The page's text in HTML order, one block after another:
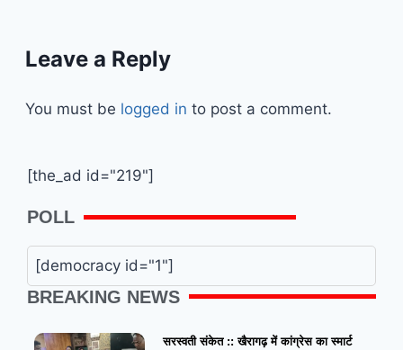
Leave a Reply
You must be logged in to post a comment.
[the_ad id="219"]
POLL
[democracy id="1"]
BREAKING NEWS
सरस्वती संकेत :: खैरागढ़ में कांग्रेस का स्मार्ट